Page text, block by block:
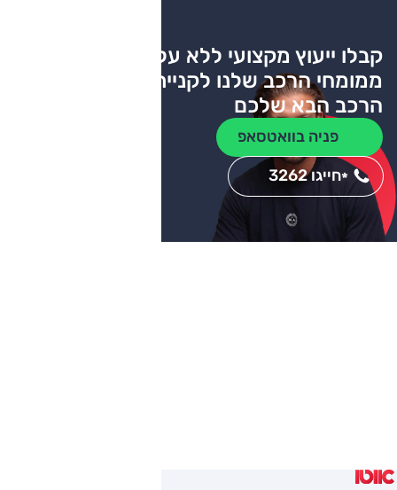
קבלו ייעוץ מקצועי ללא עלות
ממומחי הרכב שלנו לקניית
הרכב הבא שלכם
פניה בוואטסאפ
חייגו 3262*